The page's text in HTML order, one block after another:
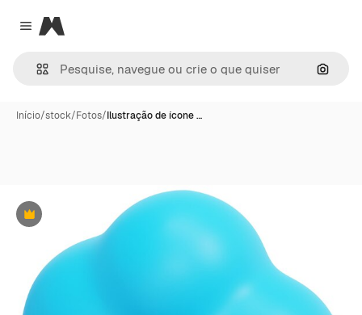
Close menu
Magnific
Início/stock/Fotos/Ilustração de ícone …
Premium